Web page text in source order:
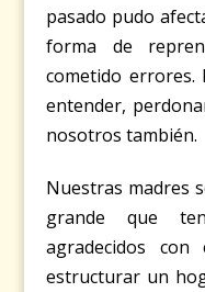
pasado pudo
forma de
cometido errores.
entender,
nosotros también.
Nuestras madres
grande que
agradecidos
estructurar un